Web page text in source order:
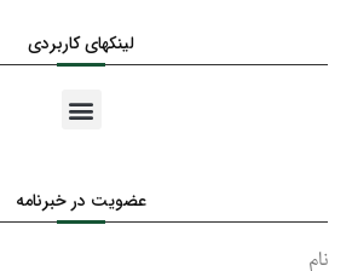
لینکهای کاربردی
عضویت در خبرنامه
نام